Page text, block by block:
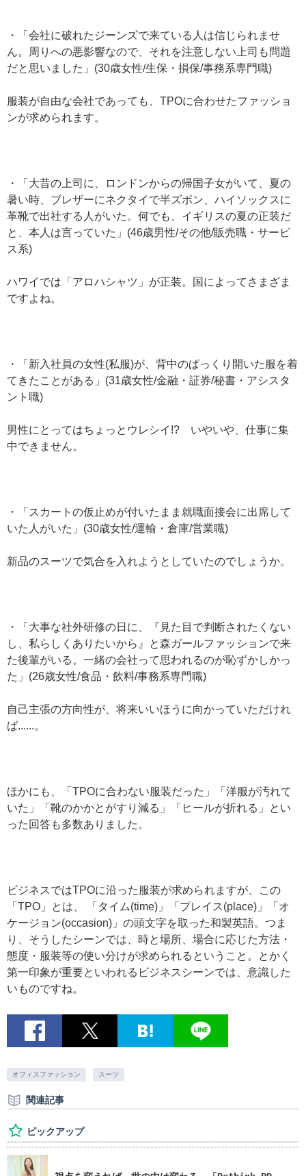
・「会社に破れたジーンズで来ている人は信じられませ
ん。周りへの悪影響なので、それを注意しない上司も問題
だと思いました」(30歳女性/生保・損保/事務系専門職)
服装が自由な会社であっても、TPOに合わせたファッショ
ンが求められます。
・「大昔の上司に、ロンドンからの帰国子女がいて、夏の
暑い時、ブレザーにネクタイで半ズボン、ハイソックスに
革靴で出社する人がいた。何でも、イギリスの夏の正装だ
と、本人は言っていた」(46歳男性/その他/販売職・サービ
ス系)
ハワイでは「アロハシャツ」が正装。国によってさまざま
ですよね。
・「新入社員の女性(私服)が、背中のぱっくり開いた服を着
てきたことがある」(31歳女性/金融・証券/秘書・アシスタ
ント職)
男性にとってはちょっとウレシイ!? いやいや、仕事に集
中できません。
・「スカートの仮止めが付いたまま就職面接会に出席して
いた人がいた」(30歳女性/運輸・倉庫/営業職)
新品のスーツで気合を入れようとしていたのでしょうか。
・「大事な社外研修の日に、『見た目で判断されたくない
し、私らしくありたいから』と森ガールファッションで来
た後輩がいる。一緒の会社って思われるのが恥ずかしかっ
た」(26歳女性/食品・飲料/事務系専門職)
自己主張の方向性が、将来いいほうに向かっていただけれ
ば......。
ほかにも、「TPOに合わない服装だった」「洋服が汚れて
いた」「靴のかかとがすり減る」「ヒールが折れる」とい
った回答も多数ありました。
ビジネスではTPOに沿った服装が求められますが、この
「TPO」とは、 「タイム(time)」「プレイス(place)」「オ
ケージョン(occasion)」の頭文字を取った和製英語。つま
り、そうしたシーンでは、時と場所、場合に応じた方法・
態度・服装等の使い分けが求められるということ。とかく
第一印象が重要といわれるビジネスシーンでは、意識した
いものですね。
オフィスファッション スーツ
関連記事
ピックアップ